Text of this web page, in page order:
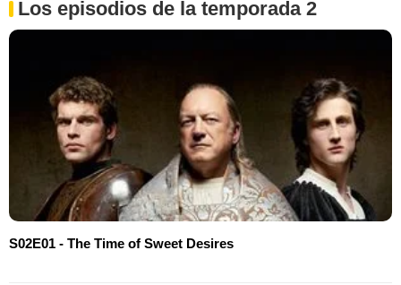
Los episodios de la temporada 2
S02E01 - The Time of Sweet Desires